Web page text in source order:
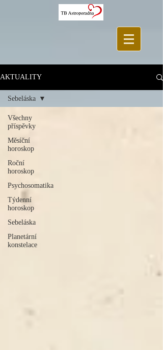
AKTUALITY
Všechny
příspěvky
Měsíční
horoskop
Roční
horoskop
Psychosomatika
Týdenní
horoskop
Sebeláska
Planetární
konstelace
Sebeláska